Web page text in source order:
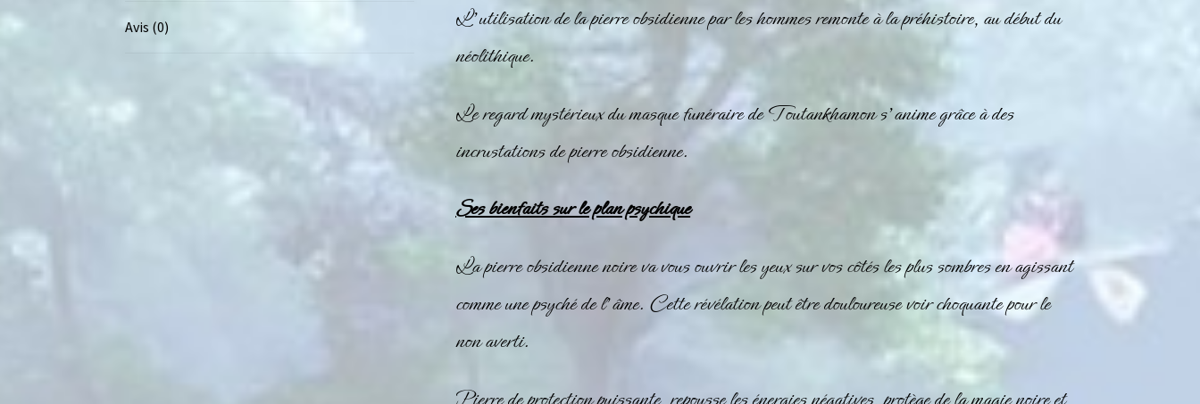
Avis (0) L’utilisation de la pierreobsidiennepar les hommes remonte à la préhistoire, au début du
néolithique.
Le regard mystérieux du masque funéraire de Toutankhamon s’anime grâce à des
incrustations de pierreobsidienne.
Ses bienfaits sur le plan psychique
La pierre obsidienne noire va vous ouvrir les yeux sur vos côtés les plus sombres en agissant
comme une psyché de l’âme. Cette révélation peut être douloureuse voir choquante pour le
non averti.